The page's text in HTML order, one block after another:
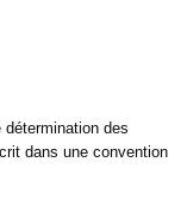
des
dans une convention